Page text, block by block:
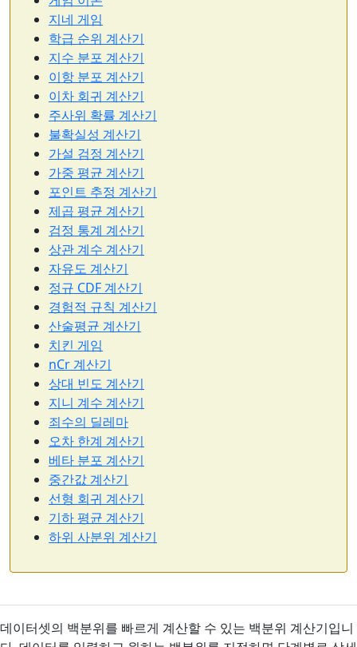
지네 게임
학급 순위 계산기
지수 분포 계산기
이항 분포 계산기
이차 회귀 계산기
주사위 확률 계산기
불확실성 계산기
가설 검정 계산기
가중 평균 계산기
포인트 추정 계산기
제곱 평균 계산기
검정 통계 계산기
상관 계수 계산기
자유도 계산기
정규 CDF 계산기
경험적 규칙 계산기
산술평균 계산기
치킨 게임
nCr 계산기
상대 빈도 계산기
지니 계수 계산기
죄수의 딜레마
오차 한계 계산기
베타 분포 계산기
중간값 계산기
선형 회귀 계산기
기하 평균 계산기
하위 사분위 계산기
데이터셋의 백분위를 빠르게 계산할 수 있는 백분위 계산기입니